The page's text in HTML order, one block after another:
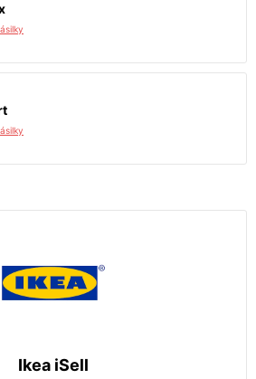
Ikea iSell